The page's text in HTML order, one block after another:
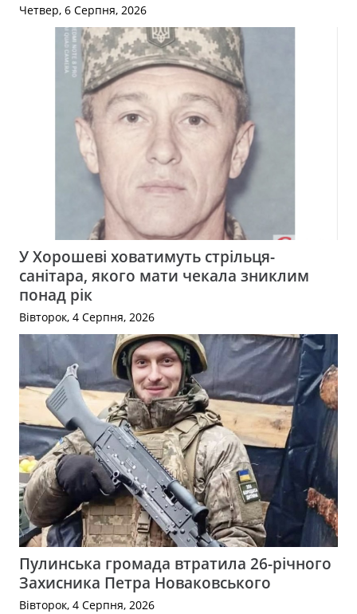
Четвер, 6 Серпня, 2026
У Хорошеві ховатимуть стрільця-
санітара, якого мати чекала зниклим
понад рік
Вівторок, 4 Серпня, 2026
Пулинська громада втратила 26-річного
Захисника Петра Новаковського
Вівторок, 4 Серпня, 2026